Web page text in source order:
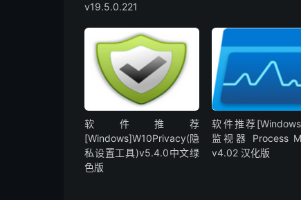
v19.5.0.221
软件推荐
[Windows]W10Privacy(隐
私设置工具)v5.4.0中文绿
色版
软件推荐
监视器 Process
v4.02 汉化版